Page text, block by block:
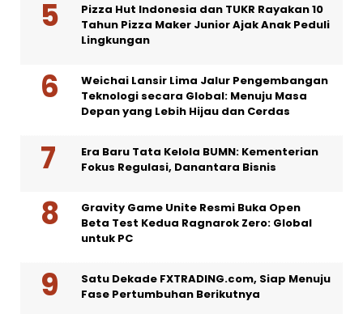
Pizza Hut Indonesia dan TUKR Rayakan 10
Tahun Pizza Maker Junior Ajak Anak Peduli
Lingkungan
Weichai Lansir Lima Jalur Pengembangan
Teknologi secara Global: Menuju Masa
Depan yang Lebih Hijau dan Cerdas
Era Baru Tata Kelola BUMN: Kementerian
Fokus Regulasi, Danantara Bisnis
Gravity Game Unite Resmi Buka Open
Beta Test Kedua Ragnarok Zero: Global
untuk PC
Satu Dekade FXTRADING.com, Siap Menuju
Fase Pertumbuhan Berikutnya